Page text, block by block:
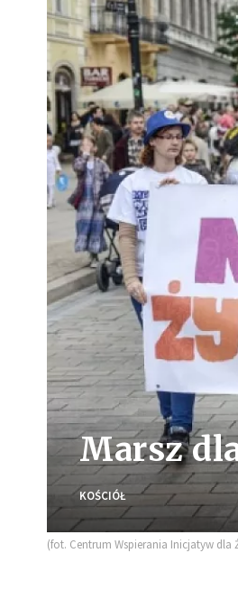
Marsz
KOŚCIÓŁ
(fot. Centrum Wspierania Inicjatyw dla